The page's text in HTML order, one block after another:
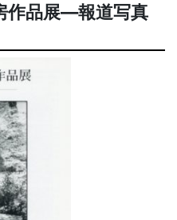
作品展―報道写真